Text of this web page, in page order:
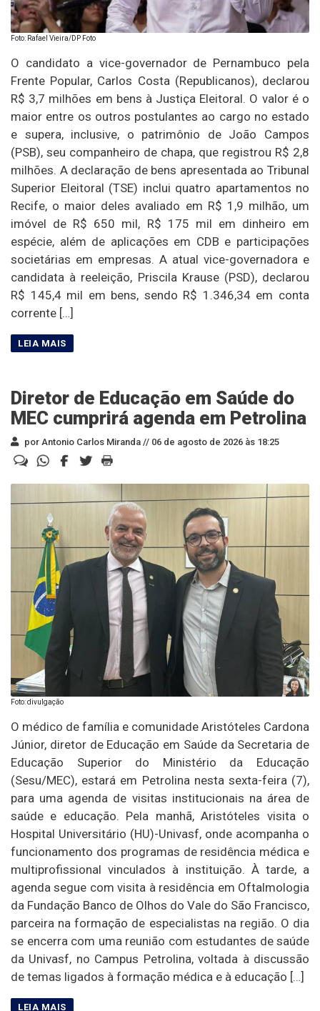
Foto: Rafael Vieira/DP Foto
O candidato a vice-governador de Pernambuco pela
Frente Popular, Carlos Costa (Republicanos), declarou
R$ 3,7 milhões em bens à Justiça Eleitoral. O valor é o
maior entre os outros postulantes ao cargo no estado
e supera, inclusive, o patrimônio de João Campos
(PSB), seu companheiro de chapa, que registrou R$ 2,8
milhões. A declaração de bens apresentada ao Tribunal
Superior Eleitoral (TSE) inclui quatro apartamentos no
Recife, o maior deles avaliado em R$ 1,9 milhão, um
imóvel de R$ 650 mil, R$ 175 mil em dinheiro em
espécie, além de aplicações em CDB e participações
societárias em empresas. A atual vice-governadora e
candidata à reeleição, Priscila Krause (PSD), declarou
R$ 145,4 mil em bens, sendo R$ 1.346,34 em conta
corrente […]
Diretor de Educação em Saúde do
MEC cumprirá agenda em Petrolina
por Antonio Carlos Miranda // 06 de agosto de 2026 às 18:25
Foto: divulgação
O médico de família e comunidade Aristóteles Cardona
Júnior, diretor de Educação em Saúde da Secretaria de
Educação Superior do Ministério da Educação
(Sesu/MEC), estará em Petrolina nesta sexta-feira (7),
para uma agenda de visitas institucionais na área de
saúde e educação. Pela manhã, Aristóteles visita o
Hospital Universitário (HU)-Univasf, onde acompanha o
funcionamento dos programas de residência médica e
multiprofissional vinculados à instituição. À tarde, a
agenda segue com visita à residência em Oftalmologia
da Fundação Banco de Olhos do Vale do São Francisco,
parceira na formação de especialistas na região. O dia
se encerra com uma reunião com estudantes de saúde
da Univasf, no Campus Petrolina, voltada à discussão
de temas ligados à formação médica e à educação […]